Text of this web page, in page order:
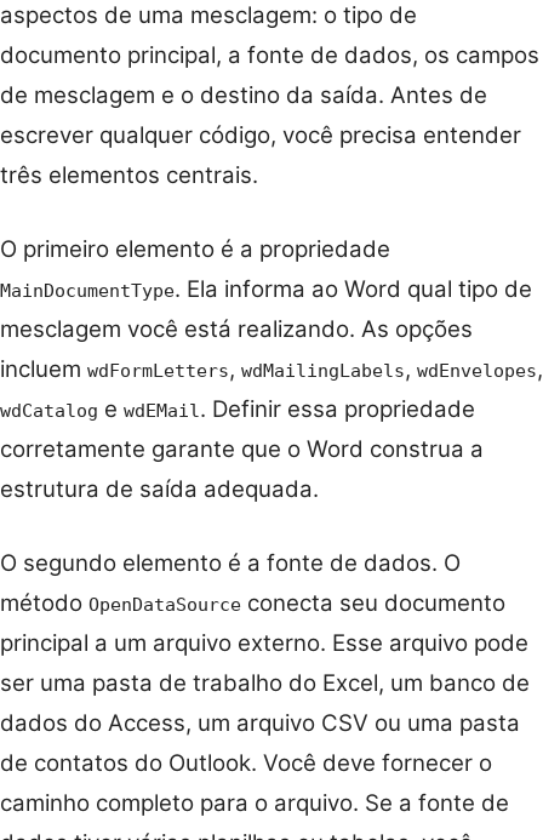
aspectos de uma mesclagem: o tipo de
documento principal, a fonte de dados, os campos
de mesclagem e o destino da saída. Antes de
escrever qualquer código, você precisa entender
três elementos centrais.
O primeiro elemento é a propriedade
MainDocumentType. Ela informa ao Word qual tipo de
mesclagem você está realizando. As opções
incluem wdFormLetters, wdMailingLabels, wdEnvelopes,
wdCatalog e wdEMail. Definir essa propriedade
corretamente garante que o Word construa a
estrutura de saída adequada.
O segundo elemento é a fonte de dados. O
método OpenDataSource conecta seu documento
principal a um arquivo externo. Esse arquivo pode
ser uma pasta de trabalho do Excel, um banco de
dados do Access, um arquivo CSV ou uma pasta
de contatos do Outlook. Você deve fornecer o
caminho completo para o arquivo. Se a fonte de